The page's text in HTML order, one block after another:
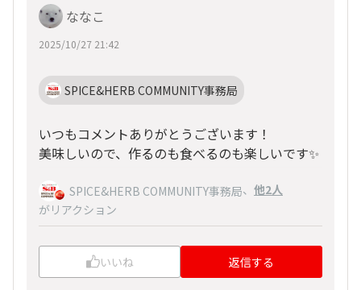
ななこ
2025/10/27 21:42
SPICE&HERB COMMUNITY事務局
いつもコメントありがとうございます！
美味しいので、作るのも食べるのも楽しいです✨
SPICE&HERB COMMUNITY事務局、 他2人
がリアクション
いいね 返信する